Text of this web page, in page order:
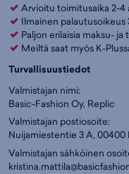
Arvioitu toimitusaika 2-4
Ilmainen palautusoikeus
Paljon erilaisia maksu-
Meiltä saat myös K-
Turvallisuustiedot
Valmistajan nimi:
Basic-Fashion Oy, Replic
Valmistajan postiosoite:
Nuijamiestentie 3 A, 00400
Valmistajan sähköinen